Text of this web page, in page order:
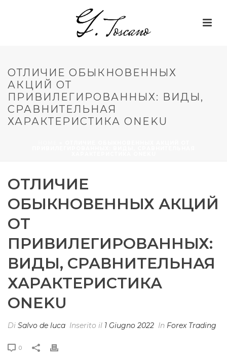
ОТЛИЧИЕ ОБЫКНОВЕННЫХ
АКЦИЙ ОТ
ПРИВИЛЕГИРОВАННЫХ: ВИДЫ,
СРАВНИТЕЛЬНАЯ
ХАРАКТЕРИСТИКА ONEKU
ОТЛИЧИЕ
ОБЫКНОВЕННЫХ АКЦИЙ
ОТ
ПРИВИЛЕГИРОВАННЫХ:
ВИДЫ, СРАВНИТЕЛЬНАЯ
ХАРАКТЕРИСТИКА
ONEKU
Di Salvo de luca Inserito il 1 Giugno 2022 In Forex Trading
0